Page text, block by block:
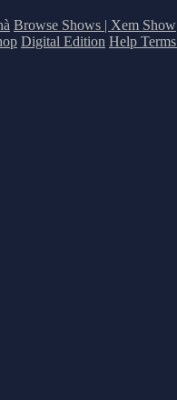
Browse Shows | Xem Show
Digital Edition Help Terms